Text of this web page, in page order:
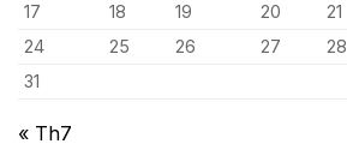
17
18 19 20 21
24
25 26 27 28
31
« Th7